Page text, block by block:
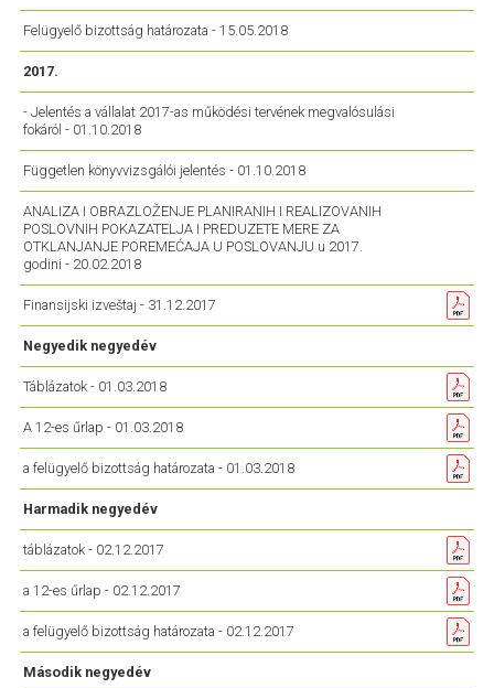
Felügyelő bizottság határozata - 15.05.2018
2017.
- Jelentés a vállalat 2017-as működési tervének megvalósulási
fokáról - 01.10.2018
Független könyvvizsgálói jelentés - 01.10.2018
ANALIZA I OBRAZLOŽENJE PLANIRANIH I REALIZOVANIH
POSLOVNIH POKAZATELJA I PREDUZETE MERE ZA
OTKLANJANJE POREMEĆAJA U POSLOVANJU u 2017.
godini - 20.02.2018
Finansijski izveštaj - 31.12.2017
Negyedik negyedév
Táblázatok - 01.03.2018
A 12-es űrlap - 01.03.2018
a felügyelő bizottság határozata - 01.03.2018
Harmadik negyedév
táblázatok - 02.12.2017
a 12-es űrlap - 02.12.2017
a felügyelő bizottság határozata - 02.12.2017
Második negyedév